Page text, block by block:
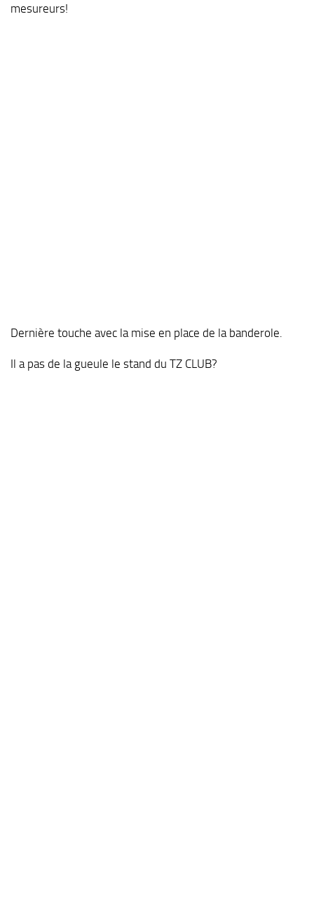
mesureurs!
Dernière touche avec la mise en place de la banderole.
Il a pas de la gueule le stand du TZ CLUB?